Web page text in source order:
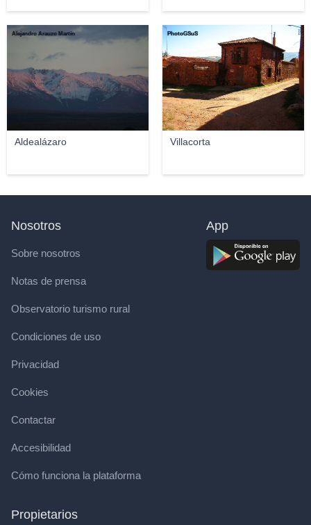
Aldealázaro
Alejandro Arauzo Martín
Villacorta
PhotoGSuS
Nosotros
Sobre nosotros
Notas de prensa
Observatorio turismo rural
Condiciones de uso
Privacidad
Cookies
Contactar
Accesibilidad
Cómo funciona la plataforma
Propietarios
App